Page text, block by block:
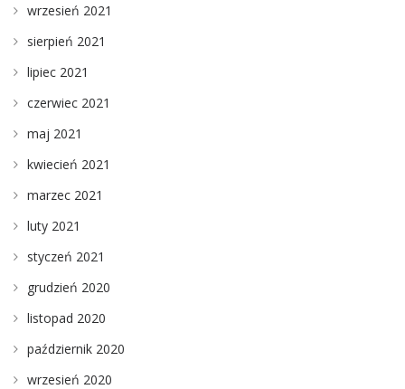
wrzesień 2021
sierpień 2021
lipiec 2021
czerwiec 2021
maj 2021
kwiecień 2021
marzec 2021
luty 2021
styczeń 2021
grudzień 2020
listopad 2020
październik 2020
wrzesień 2020